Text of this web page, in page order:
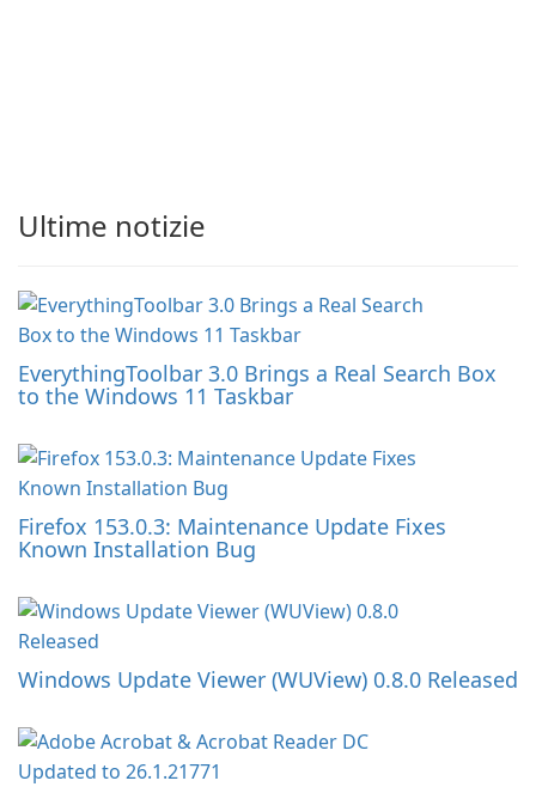
Ultime notizie
EverythingToolbar 3.0 Brings a Real Search Box
to the Windows 11 Taskbar
Firefox 153.0.3: Maintenance Update Fixes
Known Installation Bug
Windows Update Viewer (WUView) 0.8.0 Released